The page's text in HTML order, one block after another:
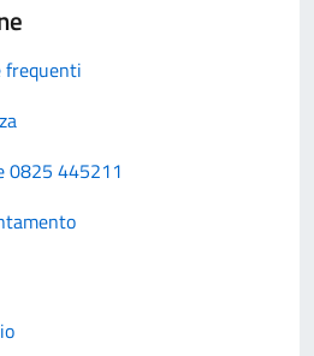
frequenti
0825 445211